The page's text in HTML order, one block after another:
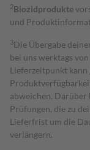
2Biozidprodukte
und
3Die Übergabe
bei uns werktags
Lieferzeitpunkt kann
abweichen. Darüber
Prüfungen, die zu
Lieferfrist um die
verlängern.